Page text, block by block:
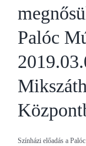
Palóc
Színházi előadás a